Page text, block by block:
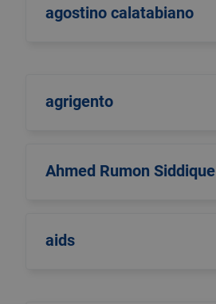
agostino calatabiano
agrigento
Ahmed Rumon Siddique
aids